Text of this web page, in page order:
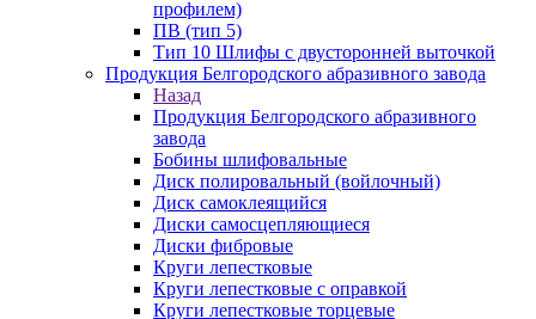
профилем)
ПВ (тип 5)
Тип 10 Шлифы с двусторонней выточкой
Продукция Белгородского абразивного завода
Назад
Продукция Белгородского абразивного
завода
Бобины шлифовальные
Диск полировальный (войлочный)
Диск самоклеящийся
Диски самосцепляющиеся
Диски фибровые
Круги лепестковые
Круги лепестковые с оправкой
Круги лепестковые торцевые